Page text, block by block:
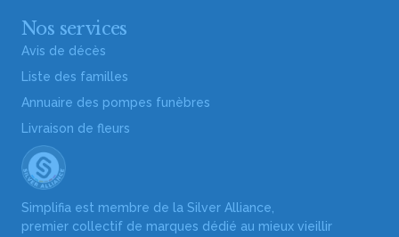
Nos services
Avis de décès
Liste des familles
Annuaire des pompes funèbres
Livraison de fleurs
Simplifia est membre de la Silver Alliance,
premier collectif de marques dédié au mieux vieillir